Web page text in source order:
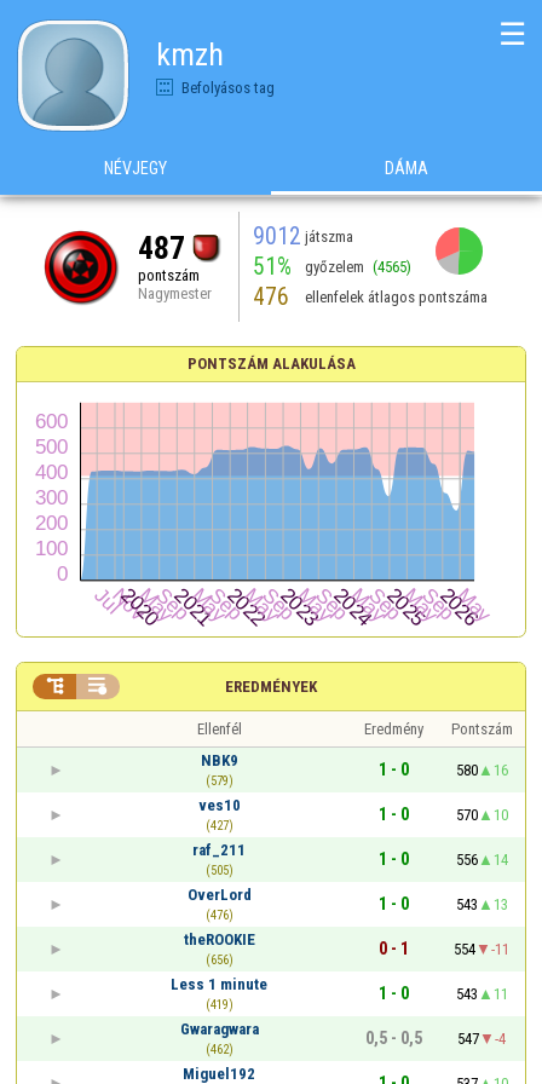
kmzh
Befolyásos tag
☰
NÉVJEGY DÁMA
487
pontszám
Nagymester
9012 játszma
51% győzelem (4565)
476 ellenfelek átlagos pontszáma
PONTSZÁM ALAKULÁSA
EREDMÉNYEK
 
Ellenfél Eredmény
Pontszám
NBK9
(579)
1 - 0 580
16
ves10
(427)
1 - 0 570
10
raf_211
(505)
1 - 0 556
14
OverLord
(476)
1 - 0 543
13
theROOKIE
(656)
0 - 1 554
-11
Less 1 minute
(419)
1 - 0 543
11
Gwaragwara
(462)
0,5 - 0,5 547
-4
Miguel192